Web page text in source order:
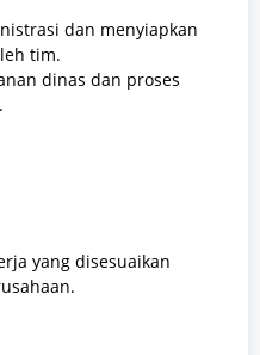
dan menyiapkan
tim.
dinas dan proses
yang disesuaikan